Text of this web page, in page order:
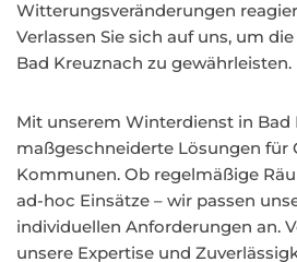
Witterungsveränderungen
Verlassen Sie sich auf uns, um
Bad Kreuznach zu gewährleisten.
Mit unserem Winterdienst in
maßgeschneiderte Lösungen für
Kommunen. Ob regelmäßige
ad-hoc Einsätze – wir passen
individuellen Anforderungen an.
unsere Expertise und